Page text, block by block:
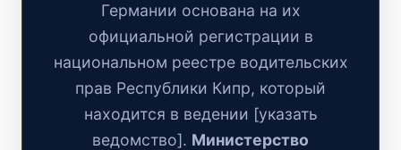
Германии основана на их
официальной регистрации в
национальном реестре водительских
прав Республики Кипр, который
находится в ведении [указать
ведомство]. Министерство